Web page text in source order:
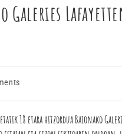
Galeries
18 etara hitzordua Baionako